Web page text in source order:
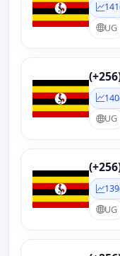
141
UG
140
UG
139
UG